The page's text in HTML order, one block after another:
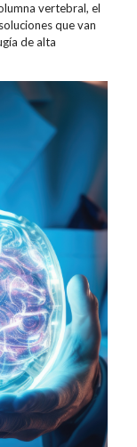
vertebral, el
que van
de alta